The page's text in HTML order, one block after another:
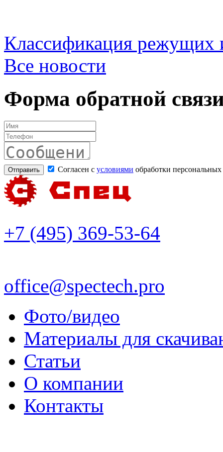
Классификация режущих
Все новости
Форма обратной
Согласен с условиями обработки
+7 (495) 369-53-64
office@spectech.pro
Фото/видео
Материалы для
Статьи
О компании
Контакты